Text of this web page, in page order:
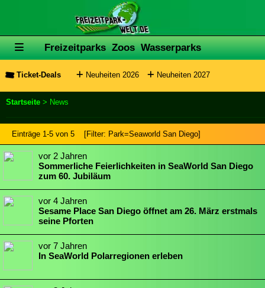
Freizeitparks Zoos Wasserparks
Ticket-Deals Neuheiten 2026 Neuheiten 2027
Startseite > News
Einträge 1-5 von 5 [Filter: Park=Seaworld San Diego]
Sommerliche Feierlichkeiten in SeaWorld San Diego
zum 60. Jubiläum
Sesame Place San Diego öffnet am 26. März erstmals
seine Pforten
In SeaWorld Polarregionen erleben